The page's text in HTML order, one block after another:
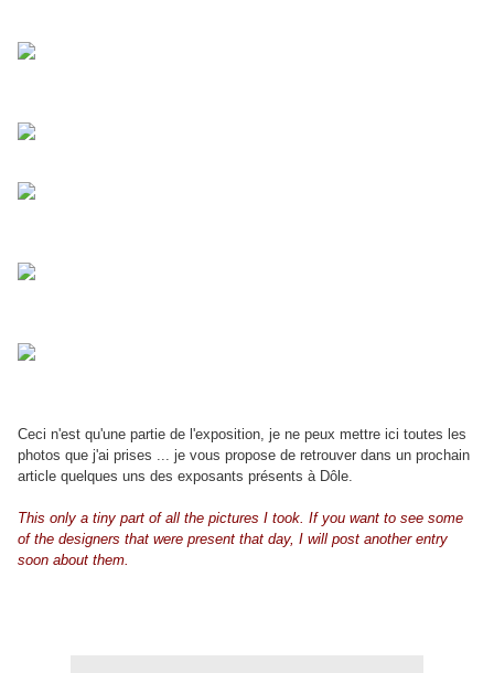
Ceci n'est qu'une partie de l'exposition, je ne peux mettre ici toutes les
photos que j'ai prises ... je vous propose de retrouver dans un prochain
article quelques uns des exposants présents à Dôle.
This only a tiny part of all the pictures I took. If you want to see some
of the designers that were present that day, I will post another entry
soon about them.